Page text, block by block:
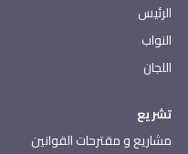
الرئيس
النواب
اللجان
تشريع
مشاريع و مقترحات القوانين